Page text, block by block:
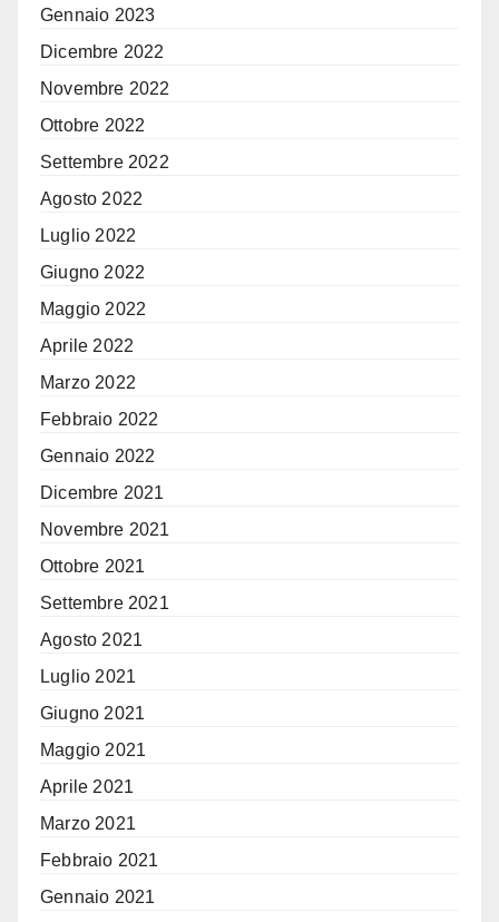
Gennaio 2023
Dicembre 2022
Novembre 2022
Ottobre 2022
Settembre 2022
Agosto 2022
Luglio 2022
Giugno 2022
Maggio 2022
Aprile 2022
Marzo 2022
Febbraio 2022
Gennaio 2022
Dicembre 2021
Novembre 2021
Ottobre 2021
Settembre 2021
Agosto 2021
Luglio 2021
Giugno 2021
Maggio 2021
Aprile 2021
Marzo 2021
Febbraio 2021
Gennaio 2021